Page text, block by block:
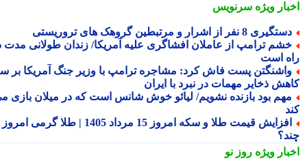
ویژهسرنویس
8 نفر از اشرار و مرتبطین گروهک های تروریستی
ترامپ از عاملان افشاگری علیه آمریکا/ زندان طولانی مدت در
است
پست فاش کرد: مشاجره ترامپ با وزیر جنگ آمریکا بر سر
ذخایر مهمات در نبرد با ایران
بود بازنده نشویم/ لیائو خوش شانس است که در میلان بازی می
افزایش قیمت طلا و سکه امروز 15 مرداد 1405 | طلا گرمی امروز
ویژهروز نو